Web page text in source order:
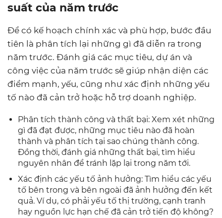
suất của năm trước
Để có kế hoạch chính xác và phù hợp, bước đầu
tiên là phân tích lại những gì đã diễn ra trong
năm trước. Đánh giá các mục tiêu, dự án và
công việc của năm trước sẽ giúp nhận diện các
điểm mạnh, yếu, cũng như xác định những yếu
tố nào đã cản trở hoặc hỗ trợ doanh nghiệp.
Phân tích thành công và thất bại: Xem xét những
gì đã đạt được, những mục tiêu nào đã hoàn
thành và phân tích tại sao chúng thành công.
Đồng thời, đánh giá những thất bại, tìm hiểu
nguyên nhân để tránh lặp lại trong năm tới.
Xác định các yếu tố ảnh hưởng: Tìm hiểu các yếu
tố bên trong và bên ngoài đã ảnh hưởng đến kết
quả. Ví dụ, có phải yếu tố thị trường, cạnh tranh
hay nguồn lực hạn chế đã cản trở tiến độ không?